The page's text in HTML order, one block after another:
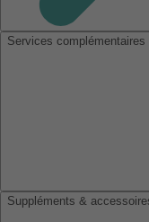
Services complémentaires
Suppléments &